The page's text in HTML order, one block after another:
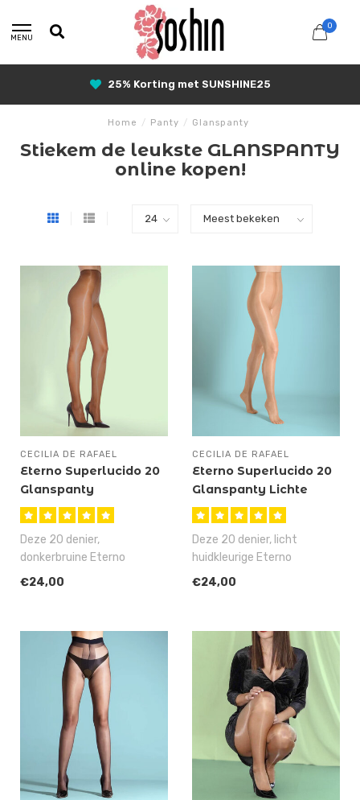
MENU
0
25% Korting met SUNSHINE25
Home / Panty / Glanspanty
Stiekem de leukste GLANSPANTY
online kopen!
CECILIA DE RAFAEL
Eterno Superlucido 20
Glanspanty
Donkerbruin
Deze 20 denier,
donkerbruine Eterno
Superlucido 20 glanspanty
€24,00
CECILIA DE RAFAEL
Eterno Superlucido 20
Glanspanty Lichte
Huidskleur
Deze 20 denier, licht
huidkleurige Eterno
Superlucido 20 glanspanty
€24,00